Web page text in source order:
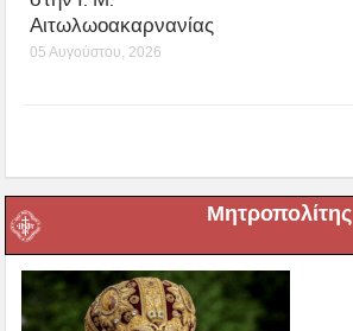
Αιτωλωοακαρνανίας
05 Αυγούστου, 2026
Μητροπολίτης